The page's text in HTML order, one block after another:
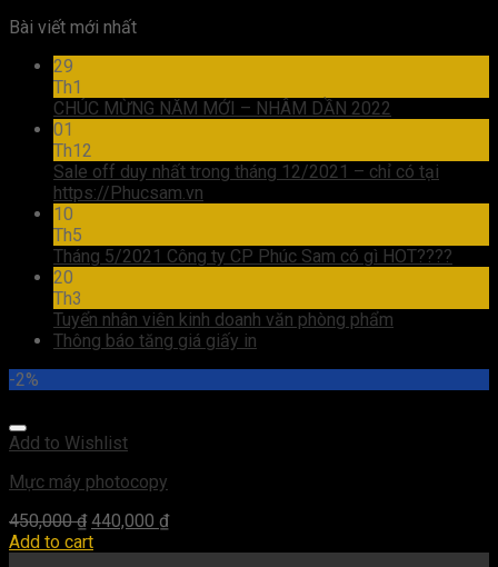
Bài viết mới nhất
29
Th1
CHÚC MỪNG NĂM MỚI – NHÂM DẦN 2022
01
Th12
Sale off duy nhất trong tháng 12/2021 – chỉ có tại
https://Phucsam.vn
10
Th5
Tháng 5/2021 Công ty CP Phúc Sam có gì HOT????
20
Th3
Tuyển nhân viên kinh doanh văn phòng phẩm
Thông báo tăng giá giấy in
-2%
Add to Wishlist
Mực máy photocopy
450,000₫ 440,000 ₫
Add to cart